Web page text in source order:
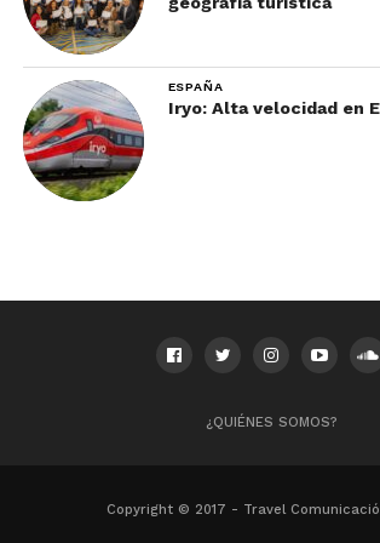
ESPAÑA
Iryo: Alta velocidad en
¿QUIÉNES SOMOS?
Copyright © 2017 - Travel